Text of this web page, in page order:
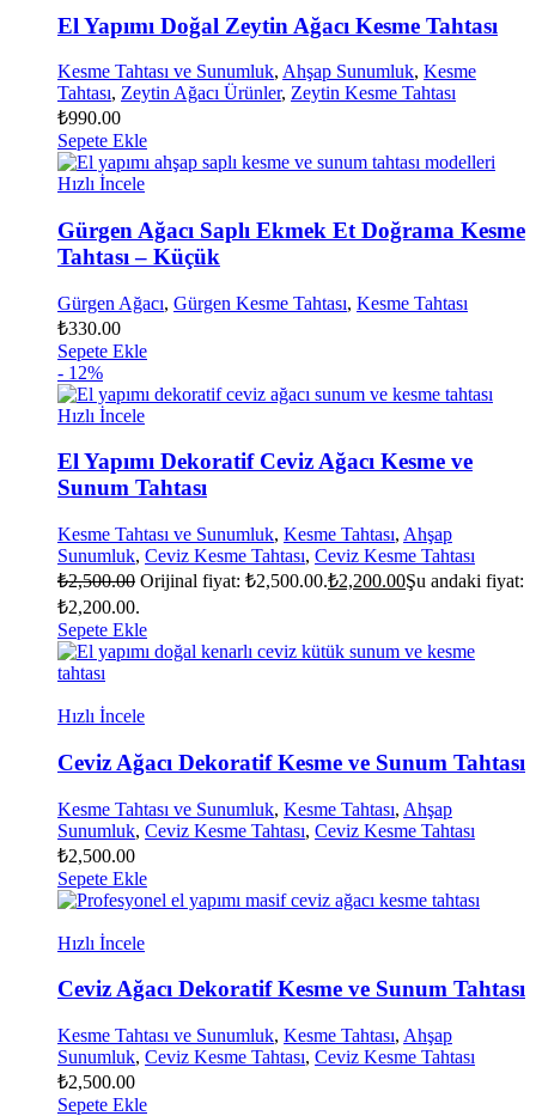
El Yapımı Doğal Zeytin Ağacı Kesme Tahtası
Kesme Tahtası ve Sunumluk, Ahşap Sunumluk, Kesme
Tahtası, Zeytin Ağacı Ürünler, Zeytin Kesme Tahtası
₺990.00
Sepete Ekle
Hızlı İncele
Gürgen Ağacı Saplı Ekmek Et Doğrama Kesme
Tahtası – Küçük
Gürgen Ağacı, Gürgen Kesme Tahtası, Kesme Tahtası
₺330.00
Sepete Ekle
- 12%
Hızlı İncele
El Yapımı Dekoratif Ceviz Ağacı Kesme ve
Sunum Tahtası
Kesme Tahtası ve Sunumluk, Kesme Tahtası, Ahşap
Sunumluk, Ceviz Kesme Tahtası, Ceviz Kesme Tahtası
₺2,500.00 Orijinal fiyat: ₺2,500.00.₺2,200.00Şu andaki fiyat:
₺2,200.00.
Sepete Ekle
Hızlı İncele
Ceviz Ağacı Dekoratif Kesme ve Sunum Tahtası
Kesme Tahtası ve Sunumluk, Kesme Tahtası, Ahşap
Sunumluk, Ceviz Kesme Tahtası, Ceviz Kesme Tahtası
₺2,500.00
Sepete Ekle
Hızlı İncele
Ceviz Ağacı Dekoratif Kesme ve Sunum Tahtası
Kesme Tahtası ve Sunumluk, Kesme Tahtası, Ahşap
Sunumluk, Ceviz Kesme Tahtası, Ceviz Kesme Tahtası
₺2,500.00
Sepete Ekle